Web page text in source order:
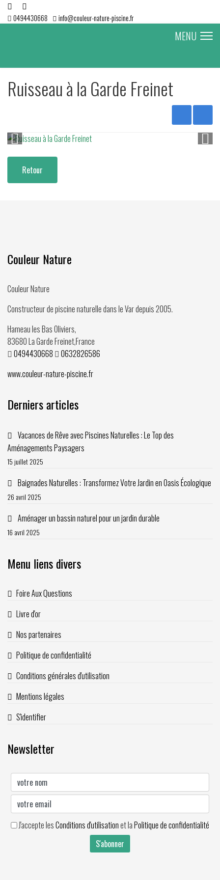
0494430668 info@couleur-nature-piscine.fr
MENU
Ruisseau à la Garde Freinet
Retour
Couleur Nature
Couleur Nature
Constructeur de piscine naturelle dans le Var depuis2005.
Hameau les Bas Oliviers,
83680La Garde Freinet,France
0494430668
0632826586
www.couleur-nature-piscine.fr
Derniers articles
Vacances de Rêve avec Piscines Naturelles : Le Top des
Aménagements Paysagers
15 juillet 2025
Baignades Naturelles : Transformez Votre Jardin en Oasis Écologique
26 avril 2025
Aménager un bassin naturel pour un jardin durable
16 avril 2025
Menu liens divers
Foire Aux Questions
Livre d'or
Nos partenaires
Politique de confidentialité
Conditions générales d'utilisation
Mentions légales
S'identifier
Newsletter
J'accepte lesConditions d'utilisationet laPolitique de confidentialité